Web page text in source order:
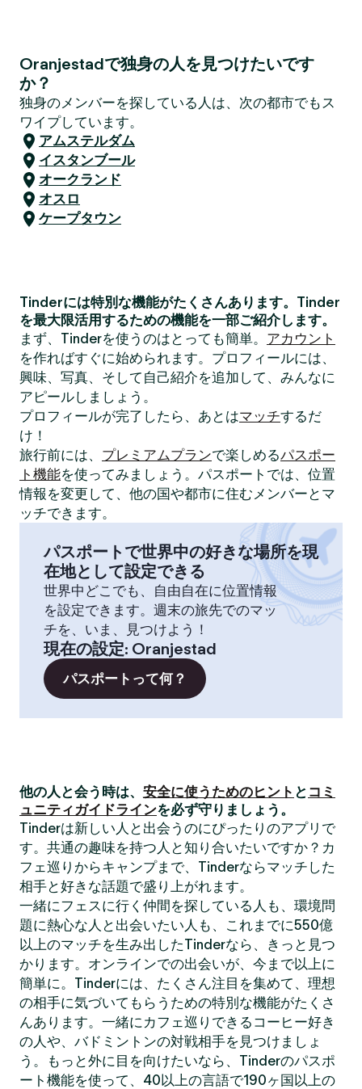
Oranjestadで独身の人を見つけたいです
か？
独身のメンバーを探している人は、次の都市でもス
ワイプしています。
アムステルダム
イスタンブール
オークランド
オスロ
ケープタウン
Tinderには特別な機能がたくさんあります。Tinder
を最大限活用するための機能を一部ご紹介します。
まず、Tinderを使うのはとっても簡単。 アカウント
を作ればすぐに始められます。プロフィールには、
興味、写真、そして自己紹介を追加して、みんなに
アピールしましょう。
プロフィールが完了したら、あとはマッチするだ
け！
旅行前には、 プレミアムプランで楽しめるパスポー
ト機能を使ってみましょう。パスポートでは、位置
情報を変更して、他の国や都市に住むメンバーとマ
ッチできます。
パスポートで世界中の好きな場所を現
在地として設定できる
世界中どこでも、自由自在に位置情報
を設定できます。週末の旅先でのマッ
チを、いま、見つけよう！
現在の設定: Oranjestad
パスポートって何？
他の人と会う時は、 安全に使うためのヒント と コミ
ュニティガイドラインを必ず守りましょう。
Tinderは新しい人と出会うのにぴったりのアプリで
す。共通の趣味を持つ人と知り合いたいですか？カ
フェ巡りからキャンプまで、Tinderならマッチした
相手と好きな話題で盛り上がれます。
一緒にフェスに行く仲間を探している人も、環境問
題に熱心な人と出会いたい人も、これまでに550億
以上のマッチを生み出したTinderなら、きっと見つ
かります。オンラインでの出会いが、今まで以上に
簡単に。Tinderには、たくさん注目を集めて、理想
の相手に気づいてもらうための特別な機能がたくさ
んあります。一緒にカフェ巡りできるコーヒー好き
の人や、バドミントンの対戦相手を見つけましょ
う。もっと外に目を向けたいなら、Tinderのパスポ
ート機能を使って、40以上の言語で190ヶ国以上の